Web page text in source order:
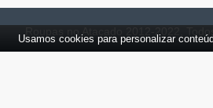
Usamos cookies para personalizar